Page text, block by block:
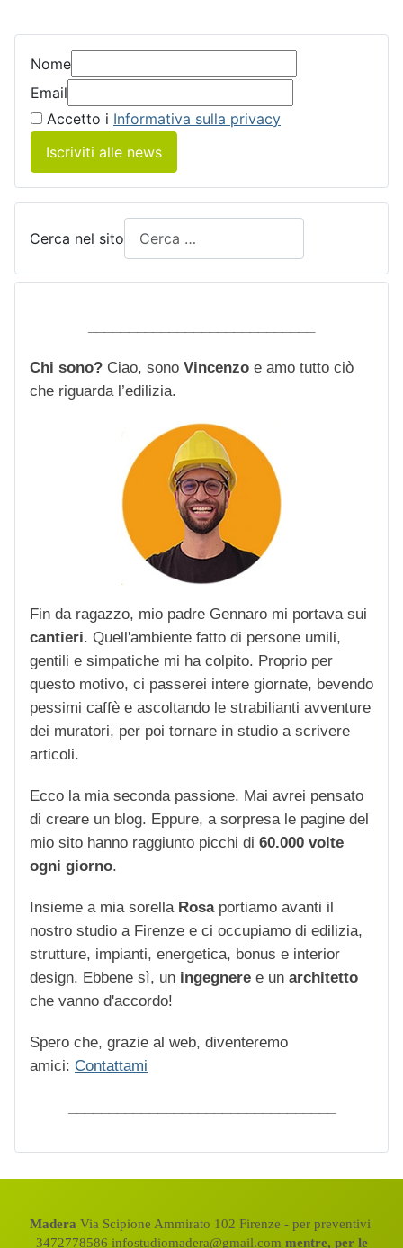
Nome
Email
Accetto i Informativa sulla privacy
Iscriviti alle news
Cerca nel sito
Chi sono? Ciao, sono Vincenzo e amo tutto ciò
che riguarda l’edilizia.
Fin da ragazzo, mio padre Gennaro mi portava sui
cantieri. Quell'ambiente fatto di persone umili,
gentili e simpatiche mi ha colpito. Proprio per
questo motivo, ci passerei intere giornate, bevendo
pessimi caffè e ascoltando le strabilianti avventure
dei muratori, per poi tornare in studio a scrivere
articoli.
Ecco la mia seconda passione. Mai avrei pensato
di creare un blog. Eppure, a sorpresa le pagine del
mio sito hanno raggiunto picchi di 60.000 volte
ogni giorno.
Insieme a mia sorella Rosaportiamo avanti il
nostro studio a Firenze e ci occupiamo di edilizia,
strutture, impianti, energetica, bonus e interior
design. Ebbene sì, un ingegnere e un architetto
che vanno d'accordo!
Spero che, grazie al web, diventeremo
amici: Contattami
Madera Via Scipione Ammirato 102 Firenze - per preventivi
3472778586 infostudiomadera@gmail.com mentre, per le